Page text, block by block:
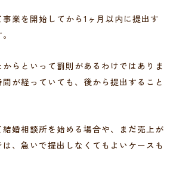
業を開始してから1ヶ月以内に提出す
らといって罰則があるわけではありま
が経っていても、後から提出すること
婚相談所を始める場合や、まだ売上が
、急いで提出しなくてもよいケースも